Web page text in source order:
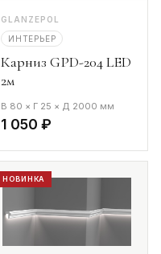
GLANZEPOL
ИНТЕРЬЕР
Карниз GPD-204 LED
2м
В 80 × Г 25 × Д 2000 мм
1 050 ₽
НОВИНКА